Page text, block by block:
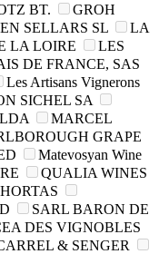
BT.
GROH
SELLARS SL
LA
LA LOIRE
LES
DE FRANCE, SAS
Les Artisans Vignerons
SICHEL SA
MARCEL
GRAPE
Matevosyan Wine
QUALIA WINES
SARL BARON DE
DES VIGNOBLES
& SENGER